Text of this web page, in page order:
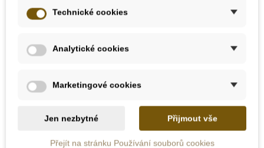
Do školy
Popis
Detaily produktu
Technické cookies
Analytické cookies
Marketingové cookies
Jen nezbytné Přijmout vše
Přejít na stránku Používání souborů cookies